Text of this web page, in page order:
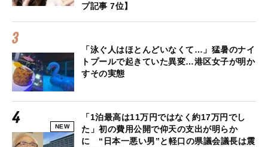
プ記事 7位】
「泳ぐ人はほとんどいなくて…」猛暑のナイ
トプールで起きていた異変…港区女子が明か
すその実態
NEW
「1泊最高は11万円ではなく約17万円でし
た」初の費用公開で仰天の支出が明らか
に “日本一悪い男”と軽口の県議会議長は震